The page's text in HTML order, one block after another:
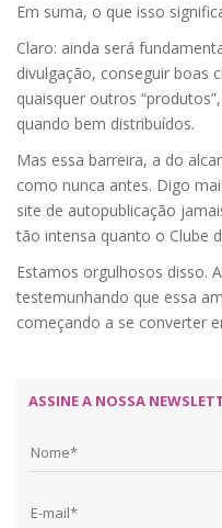
Em suma, o que isso
Claro: ainda será
divulgação, conseguir boas
quaisquer outros
quando bem distribuídos.
Mas essa barreira, a do
como nunca antes. Digo
site de autopublicação
tão intensa quanto o Clube
Estamos orgulhosos disso.
testemunhando que essa
começando a se converter
ASSINE A NOSSA